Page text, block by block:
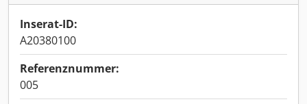
Inserat-ID:
A20380100
Referenznummer:
005